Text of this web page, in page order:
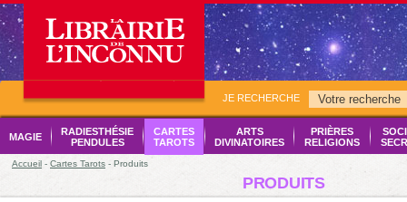
JE RECHERCHE
MAGIE
RADIESTHÉSIE
PENDULES
CARTES
TAROTS
ARTS
DIVINATOIRES
PRIÈRES
RELIGIONS
Accueil - Cartes Tarots - Produits
PRODUITS